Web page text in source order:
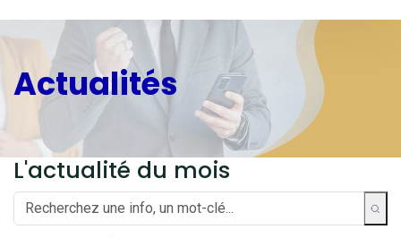
Actualités
L'actualité du mois